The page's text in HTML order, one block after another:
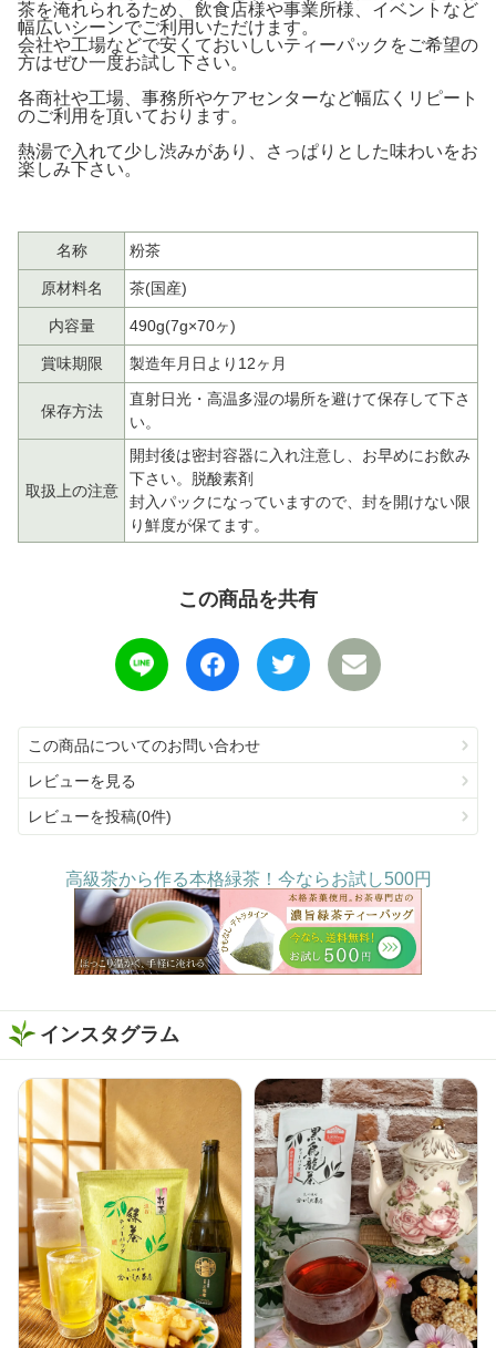
茶を淹れられるため、飲食店様や事業所様、イベントなど
幅広いシーンでご利用いただけます。
会社や工場などで安くておいしいティーパックをご希望の
方はぜひ一度お試し下さい。
各商社や工場、事務所やケアセンターなど幅広くリピート
のご利用を頂いております。
熱湯で入れて少し渋みがあり、さっぱりとした味わいをお
楽しみ下さい。
名称 粉茶
原材料名 茶(国産)
内容量 490g(7g×70ヶ)
賞味期限 製造年月日より12ヶ月
保存方法
直射日光・高温多湿の場所を避けて保存して下さ
い。
取扱上の注意
開封後は密封容器に入れ注意し、お早めにお飲み
下さい。脱酸素剤
封入パックになっていますので、封を開けない限
り鮮度が保てます。
この商品を共有
この商品についてのお問い合わせ
レビューを見る
レビューを投稿(0件)
高級茶から作る本格緑茶！今ならお試し500円
インスタグラム